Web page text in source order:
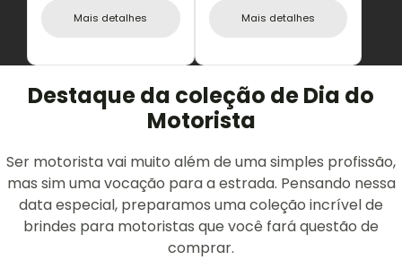
Mais detalhes Mais detalhes
Destaque da coleção de Dia do
Motorista
Ser motorista vai muito além de uma simples profissão,
mas sim uma vocação para a estrada. Pensando nessa
data especial, preparamos uma coleção incrível de
brindes para motoristas que você fará questão de
comprar.